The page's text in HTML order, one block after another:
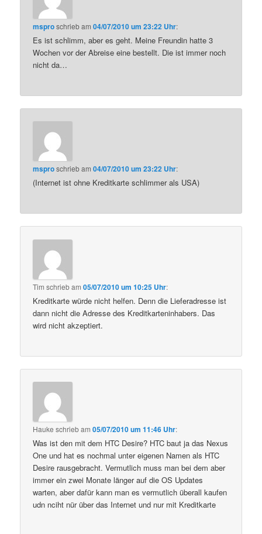
msproschriebam04/07/2010 um 23:22 Uhr:
Es ist schlimm, aber es geht. Meine Freundin hatte 3
Wochen vor der Abreise eine bestellt. Die ist immer noch
nicht da…
msproschriebam04/07/2010 um 23:22 Uhr:
(Internet ist ohne Kreditkarte schlimmer als USA)
Tim schriebam05/07/2010 um 10:25 Uhr:
Kreditkarte würde nicht helfen. Denn die Lieferadresse ist
dann nicht die Adresse des Kreditkarteninhabers. Das
wird nicht akzeptiert.
Hauke schriebam05/07/2010 um 11:46 Uhr:
Was ist den mit dem HTC Desire? HTC baut ja das Nexus
One und hat es nochmal unter eigenen Namen als HTC
Desire rausgebracht. Vermutlich muss man bei dem aber
immer ein zwei Monate länger auf die OS Updates
warten, aber dafür kann man es vermutlich überall kaufen
udn nciht nür über das Internet und nur mit Kreditkarte